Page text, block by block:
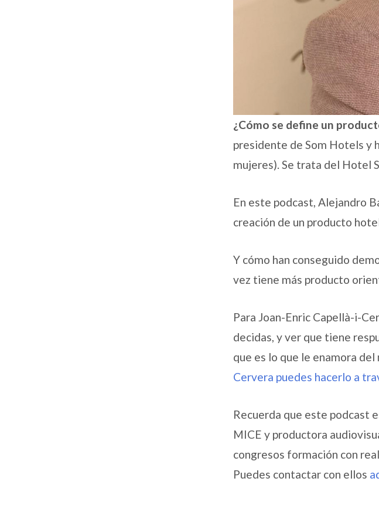
¿Cómo se define un
presidente de Som Hotels y
mujeres). Se trata del Hotel
En este podcast, Alejandro
creación de un producto
Y cómo han conseguido
vez tiene más producto
Para Joan-Enric Capellà-i-
decidas, y ver que tiene
que es lo que le enamora
Cervera puedes hacerlo a
Recuerda que este podcast
MICE y productora
congresos formación con
Puedes contactar con ellos